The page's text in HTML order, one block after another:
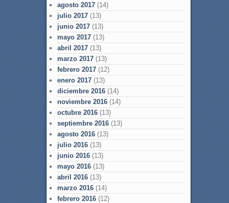
agosto 2017(14)
julio 2017(13)
junio 2017(13)
mayo 2017(13)
abril 2017(13)
marzo 2017(13)
febrero 2017(12)
enero 2017(13)
diciembre 2016(14)
noviembre 2016(14)
octubre 2016(13)
septiembre 2016(13)
agosto 2016(13)
julio 2016(13)
junio 2016(13)
mayo 2016(13)
abril 2016(13)
marzo 2016(14)
febrero 2016(12)